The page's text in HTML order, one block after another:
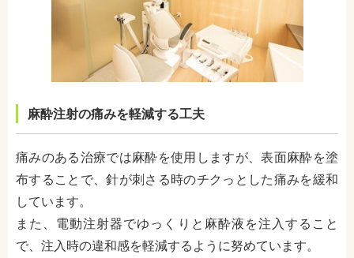
麻酔注射の痛みを軽減する工夫
痛みのある治療では麻酔を使用しますが、表面麻酔を塗
布することで、針が刺さる時のチクっとした痛みを緩和
しています。
また、電動注射器でゆっくりと麻酔液を注入すること
で、注入時の違和感を軽減するように努めています。